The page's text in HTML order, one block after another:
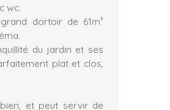
wc.
dortoir de 61m²
du jardin et ses
plat et clos,
et peut servir de